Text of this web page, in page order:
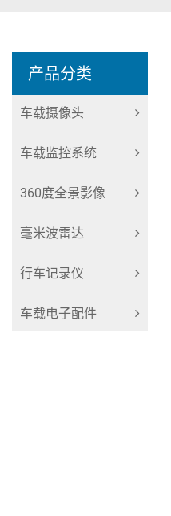
产品分类
车载摄像头
车载监控系统
360度全景影像
毫米波雷达
行车记录仪
车载电子配件